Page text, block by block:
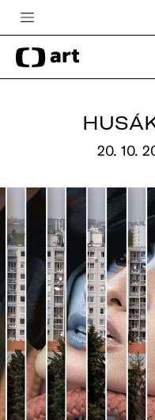
Česká televize
Zpravodajství
Pro děti
edu
Vše o ČT
20. 10.